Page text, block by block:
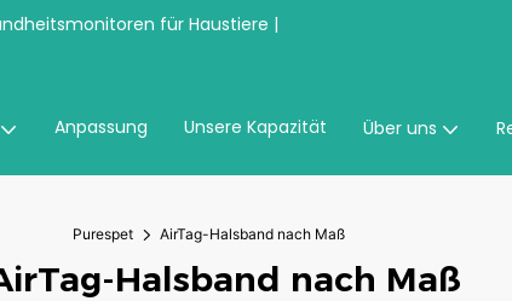
für Haustiere |
Anpassung Unsere Kapazität Über uns
Purespet AirTag-Halsband nach Maß
Halsband nach Maß